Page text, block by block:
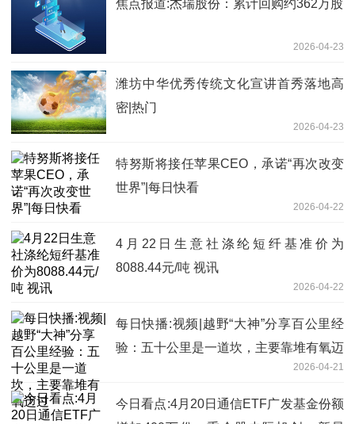
焦点报道:杰瑞股份：累计回购约362万股
2026-04-23
潍坊中华优秀传统文化宣讲首秀落地高
密|热门
2026-04-23
特努斯将接任苹果CEO，承诺“再次改变
世界”|每日快看
2026-04-22
4月22日生意社涤纶短纤基准价为
8088.44元/吨 视讯
2026-04-22
每日快播:视频|越野“大神”分享百公里经
验：五十公里是一道坎，主要靠堆有氧迈
2026-04-21
今日看点:4月20日通信ETF广发基金份额